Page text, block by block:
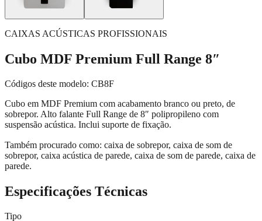
CAIXAS ACÚSTICAS PROFISSIONAIS
Cubo MDF Premium Full Range 8″
Códigos deste modelo: CB8F
Cubo em MDF Premium com acabamento branco ou preto, de
sobrepor. Alto falante Full Range de 8″ polipropileno com
suspensão acústica. Inclui suporte de fixação.
Também procurado como: caixa de sobrepor, caixa de som de
sobrepor, caixa acústica de parede, caixa de som de parede, caixa de
parede.
Especificações Técnicas
Tipo